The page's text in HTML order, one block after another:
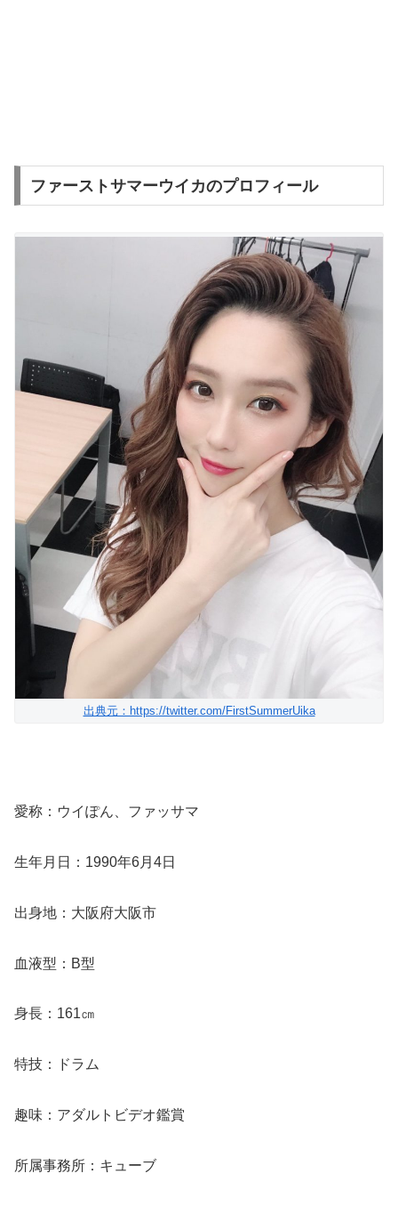
ファーストサマーウイカのプロフィール
出典元：https://twitter.com/FirstSummerUika
愛称：ウイぽん、ファッサマ
生年月日：1990年6月4日
出身地：大阪府大阪市
血液型：B型
身長：161㎝
特技：ドラム
趣味：アダルトビデオ鑑賞
所属事務所：キューブ